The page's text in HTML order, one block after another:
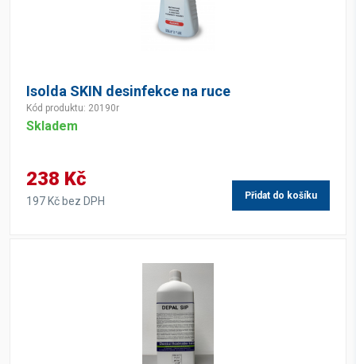
Isolda SKIN desinfekce na ruce
Kód produktu: 20190r
Skladem
238 Kč
197 Kč bez DPH Přidat do košíku